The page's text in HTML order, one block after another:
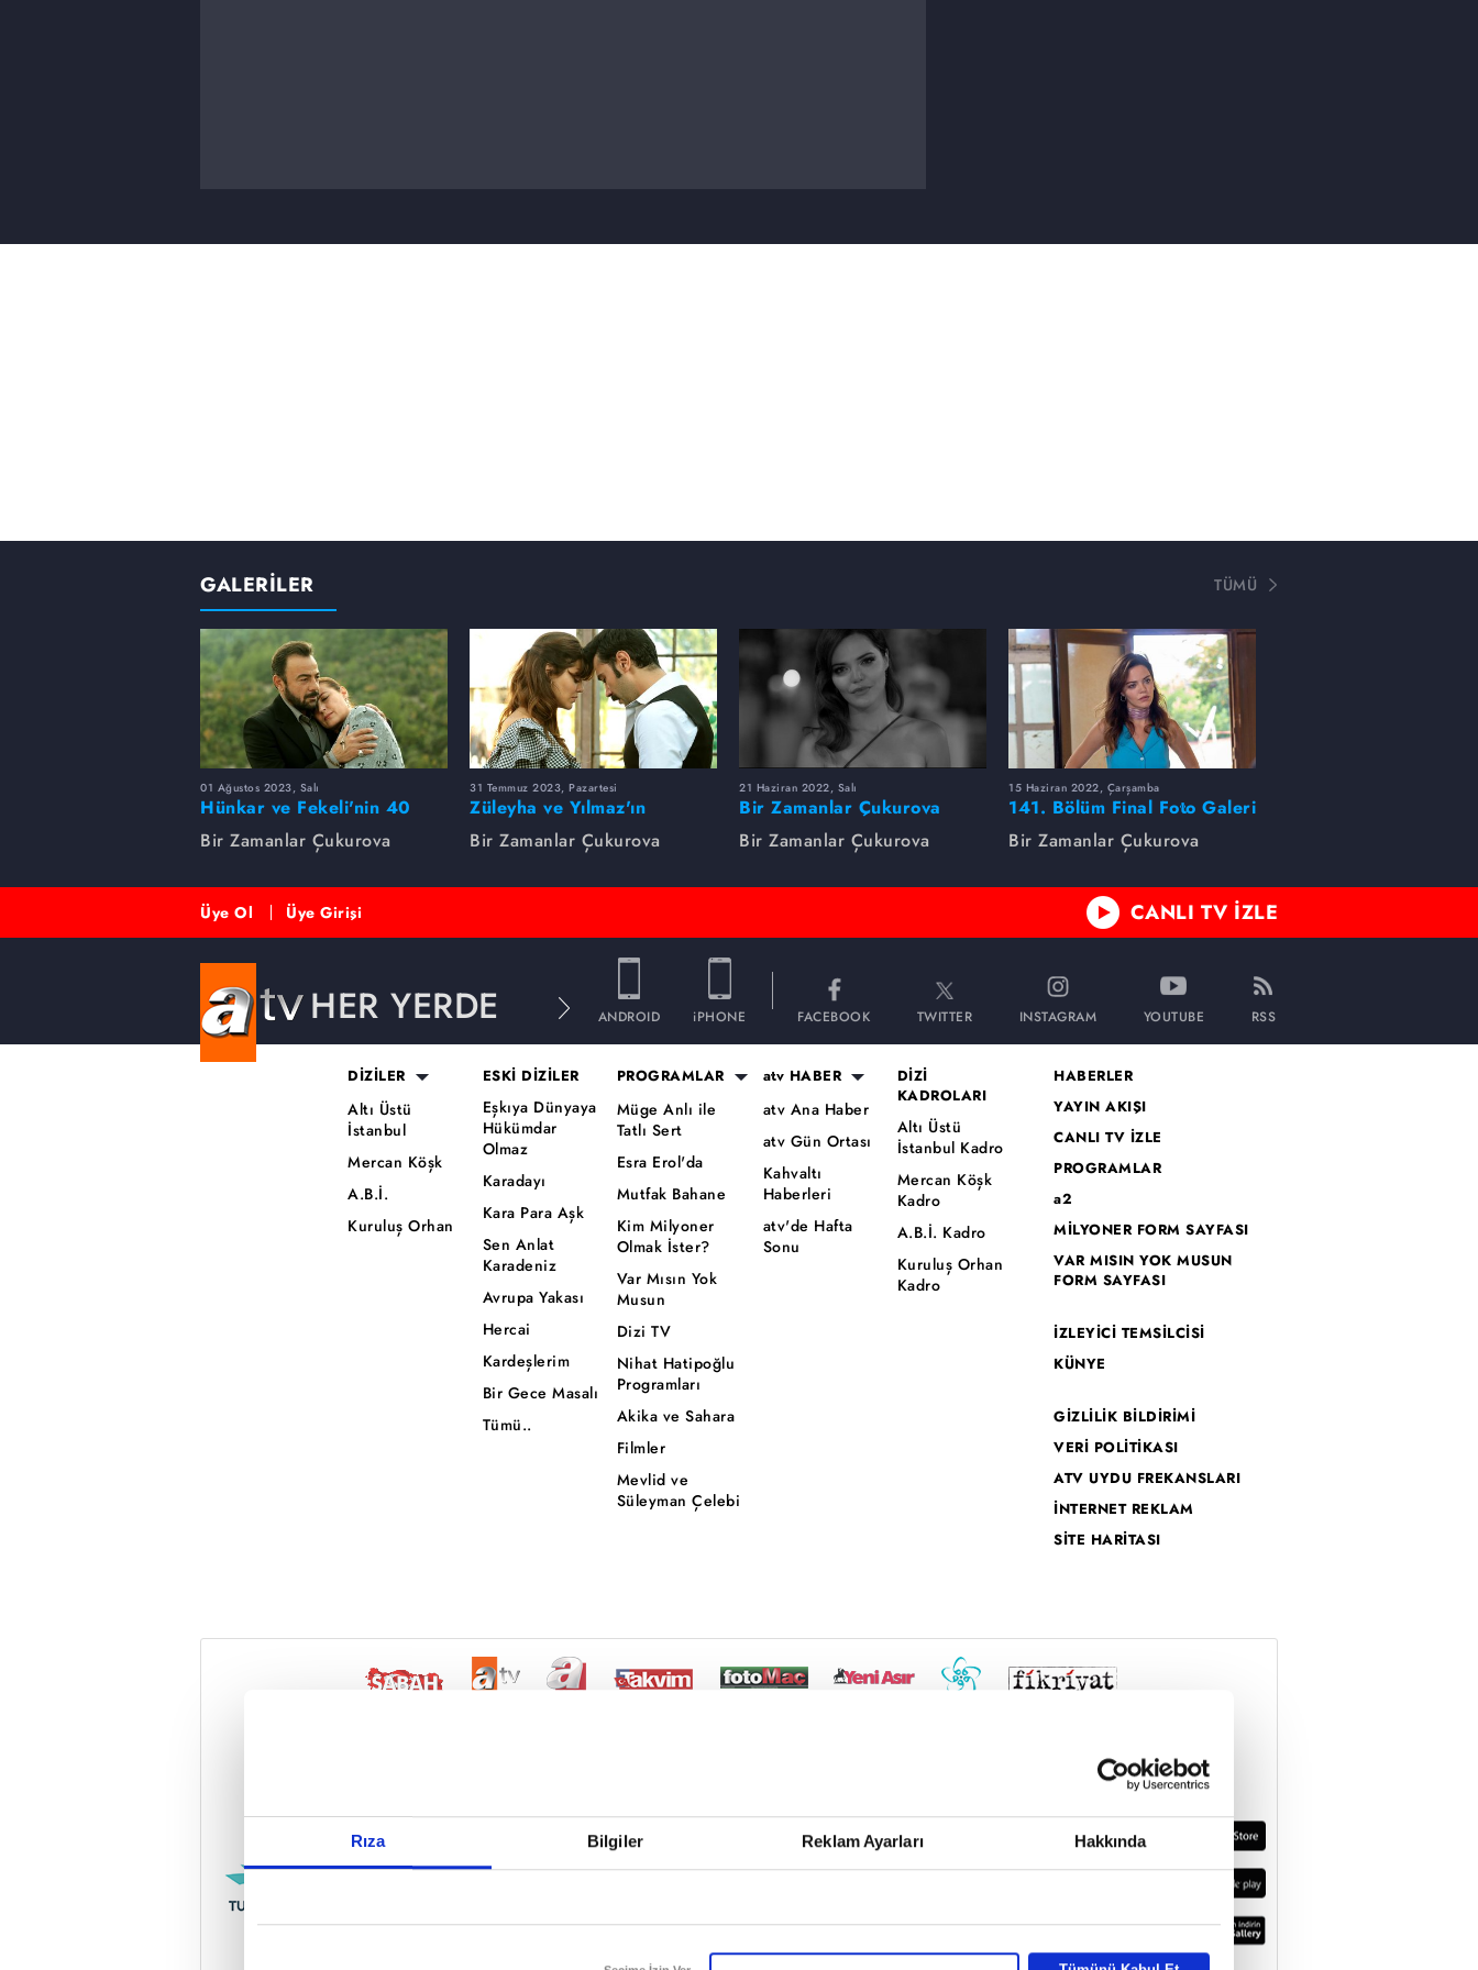
Rıza Bilgiler Reklam Ayarları Hakkında
Reddet
GALERİLER TÜMÜ
01 Ağustos 2023, Salı
Hünkar ve Fekeli'nin 40
yıllık sevdası
Bir Zamanlar Çukurova
31 Temmuz 2023, Pazartesi
Züleyha ve Yılmaz'ın
Unutulmaz Aşkı
Bir Zamanlar Çukurova
21 Haziran 2022, Salı
Bir Zamanlar Çukurova
Zaman Makinesi
Bir Zamanlar Çukurova
15 Haziran 2022, Çarşamba
141. Bölüm Final Foto Galeri
Bir Zamanlar Çukurova
Üye Ol Üye Girişi CANLI TV İZLE
HER YERDE ANDROID iPHONE FACEBOOK TWITTER INSTAGRAM YOUTUBE RSS
DİZİLER
Altı Üstü
İstanbul
Mercan Köşk
A.B.İ.
Kuruluş Orhan
ESKİ DİZİLER
Eşkıya Dünyaya
Hükümdar
Olmaz
Karadayı
Kara Para Aşk
Sen Anlat
Karadeniz
Avrupa Yakası
Hercai
Kardeşlerim
Bir Gece Masalı
Tümü..
PROGRAMLAR
Müge Anlı ile
Tatlı Sert
Esra Erol'da
Mutfak Bahane
Kim Milyoner
Olmak İster?
Var Mısın Yok
Musun
Dizi TV
Nihat Hatipoğlu
Programları
Akika ve Sahara
Filmler
Mevlid ve
Süleyman Çelebi
atv HABER
atv Ana Haber
atv Gün Ortası
Kahvaltı
Haberleri
atv'de Hafta
Sonu
DİZİ
KADROLARI
Altı Üstü
İstanbul Kadro
Mercan Köşk
Kadro
A.B.İ. Kadro
Kuruluş Orhan
Kadro
HABERLER
YAYIN AKIŞI
CANLI TV İZLE
PROGRAMLAR
a2
MİLYONER FORM SAYFASI
VAR MISIN YOK MUSUN
FORM SAYFASI
İZLEYİCİ TEMSİLCİSİ
KÜNYE
GİZLİLİK BİLDİRİMİ
VERİ POLİTİKASI
ATV UYDU FREKANSLARI
İNTERNET REKLAM
SİTE HARİTASI